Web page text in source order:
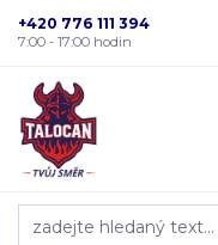
+420 776 111 394
7:00 - 17:00 hodin